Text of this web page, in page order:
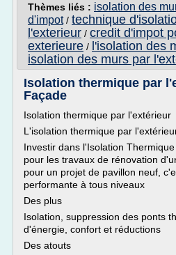
Thèmes liés : isolation des
d'impot/ technique
l'exterieur / credit d'impot
exterieure / l'isolation des
isolation des murs par
Isolation thermique par
Façade
Isolation thermique par l'extérieur
L'isolation thermique par
Investir dans l'Isolation
pour les travaux de rénovation
pour un projet de pavillon neuf,
performante à tous niveaux
Des plus
Isolation, suppression des ponts
d'énergie, confort et réductions
Des atouts